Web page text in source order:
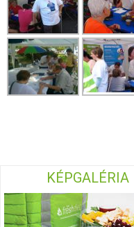
KÉPGALÉRIA